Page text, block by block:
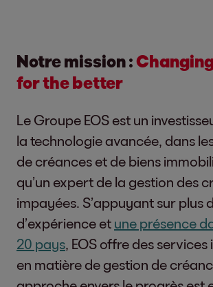
Notre mission :
for the better
Le Groupe EOS est un
la technologie avancée, dans
de créances et de biens
qu’un expert de la gestion des
impayées. S’appuyant sur plus
d’expérience et une présence
20 pays, EOS offre des services
en matière de gestion de